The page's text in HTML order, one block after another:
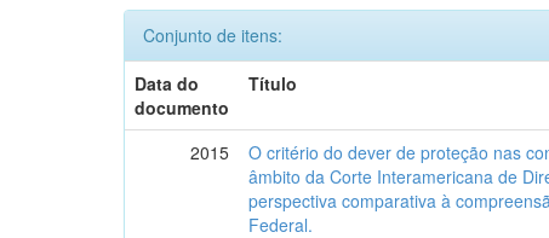
Conjunto de itens:
Data do
documento
Título
2015
O critério do dever de proteção nas
âmbito da Corte Interamericana de
perspectiva comparativa à
Federal.